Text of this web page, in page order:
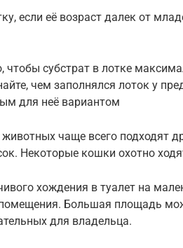
если её возраст далек от
субстрат в лотке
чем заполнялся лоток у
для неё вариантом
чаще всего подходят
Некоторые кошки охотно
хождения в туалет на
Большая площадь
для владельца.